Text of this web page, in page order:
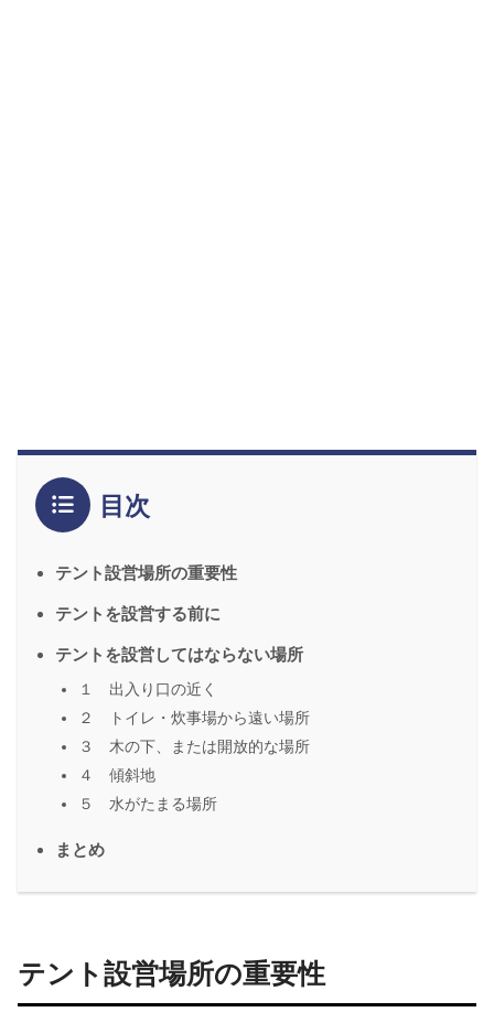
目次
テント設営場所の重要性
テントを設営する前に
テントを設営してはならない場所
１ 出入り口の近く
２ トイレ・炊事場から遠い場所
３ 木の下、または開放的な場所
４ 傾斜地
５ 水がたまる場所
まとめ
テント設営場所の重要性